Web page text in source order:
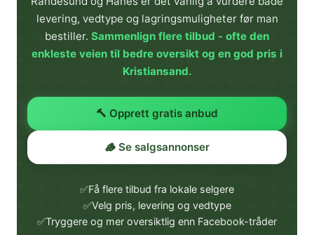
levering, vedtype og lagringsmuligheter før man
bestiller. Sammenlign flere tilbud - ofte den
enkleste veien til bedre oversikt og en god pris i
Kristiansand.
🔨 Opprett gratis anbud
🪵 Se salgsannonser
✅Få flere tilbud fra lokale selgere
✅Velg pris, levering og vedtype
✅Tryggere og mer oversiktlig enn Facebook-tråder